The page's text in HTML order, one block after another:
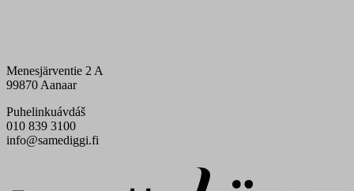
Menesjärventie 2 A
99870 Aanaar
Puhelinkuávdáš
010 839 3100
info@samediggi.fi